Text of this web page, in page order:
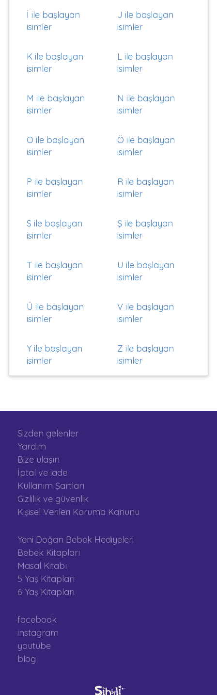
İ ile başlayan
isimler
J ile başlayan
isimler
K ile başlayan
isimler
L ile başlayan
isimler
M ile başlayan
isimler
N ile başlayan
isimler
O ile başlayan
isimler
Ö ile başlayan
isimler
P ile başlayan
isimler
R ile başlayan
isimler
S ile başlayan
isimler
Ş ile başlayan
isimler
T ile başlayan
isimler
U ile başlayan
isimler
Ü ile başlayan
isimler
V ile başlayan
isimler
Y ile başlayan
isimler
Z ile başlayan
isimler
Sizden gelenler
Yardım
Bize ulaşın
İptal ve iade
Kullanım Şartları
Gizlilik ve güvenlik
Kişisel Verileri Koruma Kanunu
Yeni Doğan Bebek Hediyeleri
Bebek Kitapları
Masal Kitabı
5 Yaş Kitapları
6 Yaş Kitapları
facebook
instagram
youtube
blog